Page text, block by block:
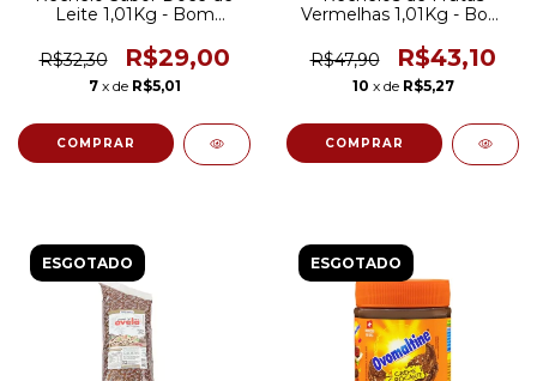
Leite 1,01Kg - Bom
R$32,30
R$29,00
7 x de R$5,01
Vermelhas 1,01Kg - Bom
R$47,90
R$43,10
10 x de R$5,27
ESGOTADO ESGOTADO